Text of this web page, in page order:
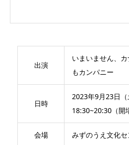
出演
いまいません、カ
もカンパニー
日時
2023年9月23日（
18:30~20:30（開
会場 みずのうえ文化